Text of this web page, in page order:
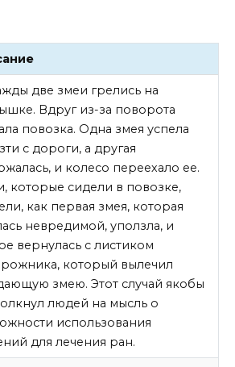
две змеи грелись на
Вдруг из-за поворота
повозка. Одна змея успела
с дороги, а другая
и колесо переехало ее.
которые сидели в повозке,
как первая змея, которая
невредимой, уползла, и
вернулась с листиком
который вылечил
змею. Этот случай якобы
людей на мысль о
использования
для лечения ран.